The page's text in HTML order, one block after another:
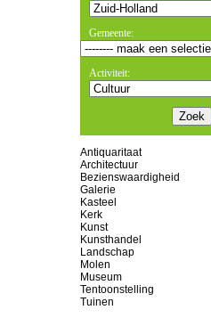
Gemeente:
Activiteit:
Antiquaritaat
Architectuur
Bezienswaardigheid
Galerie
Kasteel
Kerk
Kunst
Kunsthandel
Landschap
Molen
Museum
Tentoonstelling
Tuinen